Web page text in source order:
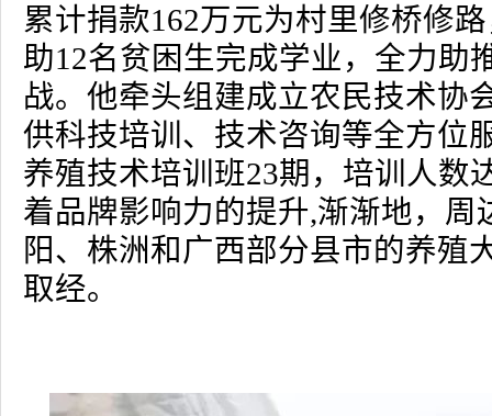
累计捐款162万元为村里修桥修
助12名贫困生完成学业，全力助
战。他牵头组建成立农民技术协
供科技培训、技术咨询等全方位
养殖技术培训班23期，培训人数
着品牌影响力的提升,渐渐地，周
阳、株洲和广西部分县市的养殖
取经。